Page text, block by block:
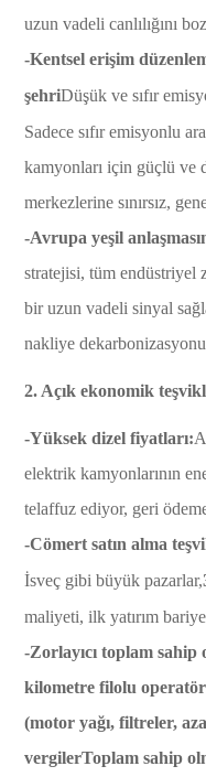
uzun vadeli canlılığını
-Kentsel erişim
şehriDüşük ve sıfır
Sadece sıfır emisyonlu
kamyonları için güçlü ve
merkezlerine sınırsız,
-Avrupa yeşil
stratejisi, tüm endüstriyel
bir uzun vadeli sinyal
nakliye
2. Açık ekonomik
-Yüksek dizel fiyatları:
elektrik kamyonlarının
telaffuz ediyor, geri
-Cömert satın alma
İsveç gibi büyük pazarlar,
maliyeti, ilk yatırım
-Zorlayıcı toplam
kilometre filolu
(motor yağı, filtreler,
vergilerToplam sahip